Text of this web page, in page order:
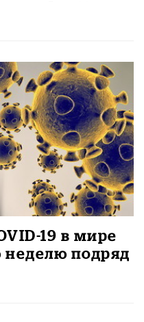
19 в мире
подряд